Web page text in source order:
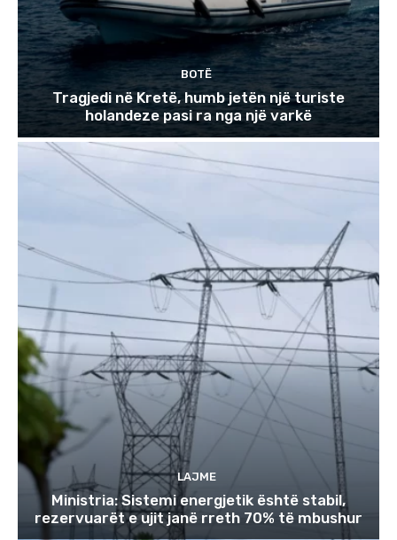
BOTË
Tragjedi në Kretë, humb jetën një turiste
holandeze pasi ra nga një varkë
LAJME
Ministria: Sistemi energjetik është stabil,
rezervuarët e ujit janë rreth 70% të mbushur